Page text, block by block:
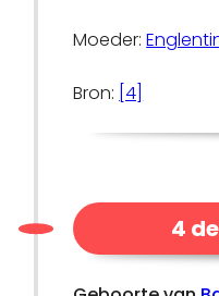
Moeder:
Bron: [4]
4